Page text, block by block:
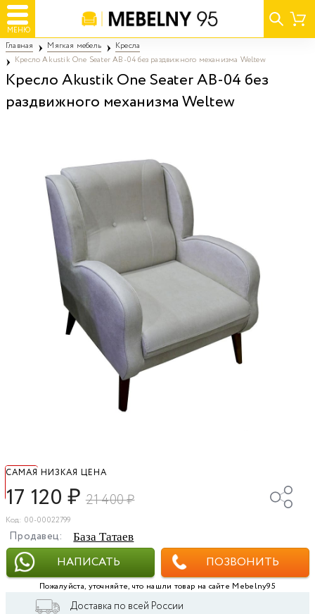
МЕНЮ
Главная Мягкая мебель
Кресла
Кресло Akustik One Seater AB-04 без раздвижного механизма Weltew
Кресло Akustik One Seater AB-04 без
раздвижного механизма Weltew
САМАЯ НИЗКАЯ ЦЕНА
17 120₽ 21 400₽
Код: 00-00022799
Продавец: База Татаев
НАПИСАТЬ ПОЗВОНИТЬ
Пожалуйста, уточняйте, что нашли товар на сайте Mebelny95
Доставка по всей России